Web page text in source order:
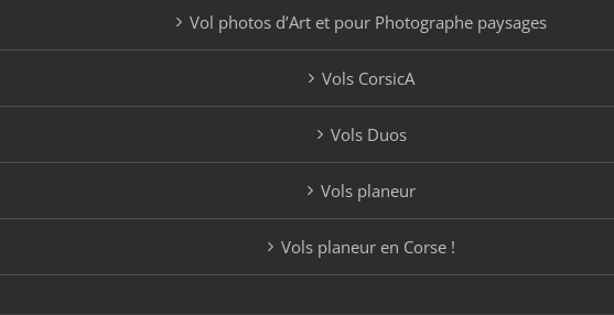
Vol photos d’Art et pour Photographe paysages
Vols CorsicA
Vols Duos
Vols planeur
Vols planeur en Corse !